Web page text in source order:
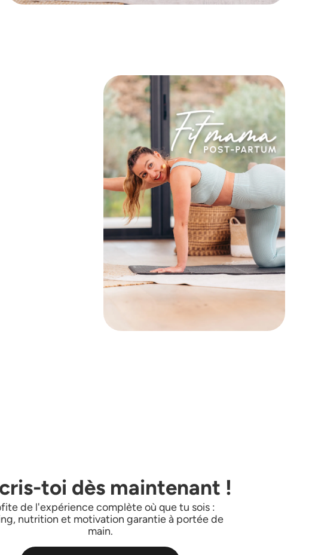
toi dès maintenant !
de l'expérience complète où que tu sois :
nutrition et motivation garantie à portée de
main.